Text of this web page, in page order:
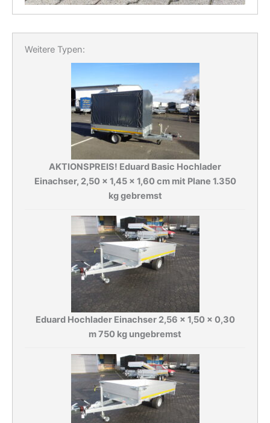
Weitere Typen:
AKTIONSPREIS! Eduard Basic Hochlader
Einachser, 2,50 x 1,45 x 1,60 cm mit Plane 1.350
kg gebremst
Eduard Hochlader Einachser 2,56 x 1,50 x 0,30
m 750 kg ungebremst